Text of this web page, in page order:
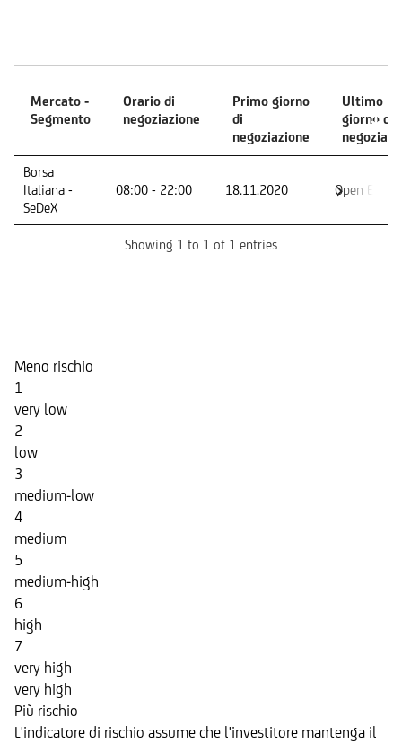
Mercato -
Segmento
Orario di
negoziazione
Primo giorno
di
negoziazione
Ultimo
giorno di
Segmento
negoziazione
di
giorno di
Borsa
Italiana -
SeDeX
08:00 - 22:00 18.11.2020 Open End
Showing 1 to 1 of 1 entries
Meno rischio
1
very low
2
low
3
medium-low
4
medium
5
medium-high
6
high
7
very high
very high
Più rischio
L'indicatore di rischio assume che l'investitore mantenga il